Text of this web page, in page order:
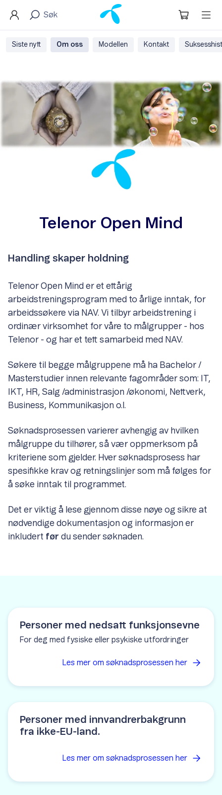
Siste nytt Om oss Modellen Kontakt
Telenor Open Mind
Handling skaper holdning
Telenor Open Mind er et ettårig
arbeidstreningsprogram med to årlige inntak, for
arbeidssøkere via NAV. Vi tilbyr arbeidstrening i
ordinær virksomhet for våre to målgrupper - hos
Telenor - og har et tett samarbeid med NAV.
Søkere til begge målgruppene må ha Bachelor /
Masterstudier innen relevante fagområder som: IT,
IKT, HR, Salg /administrasjon /økonomi, Nettverk,
Business, Kommunikasjon o.l.
Søknadsprosessen varierer avhengig av hvilken
målgruppe du tilhører, så vær oppmerksom på
kriteriene som gjelder. Hver søknadsprosess har
spesifikke krav og retningslinjer som må følges for
å søke inntak til programmet.
Det er viktig å lese gjennom disse nøye og sikre at
nødvendige dokumentasjon og informasjon er
inkludert før du sender søknaden.
Personer med nedsatt funksjonsevne
For deg med fysiske eller psykiske utfordringer
Les mer om søknadsprosessen her
Personer med innvandrerbakgrunn
fra ikke-EU-land.
Les mer om søknadsprosessen her